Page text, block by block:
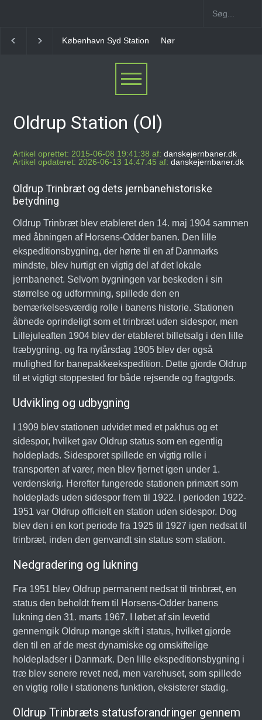
Syd Station Nørrebro B Station [1886-1930]
Oldrup Station (Ol)
Artikel oprettet: 2015-06-08 19:41:38 af: danskejernbaner.dk
Artikel opdateret: 2026-06-13 14:47:45 af: danskejernbaner.dk
Oldrup Trinbræt og dets jernbanehistoriske
betydning
Oldrup Trinbræt blev etableret den 14. maj 1904 sammen
med åbningen af Horsens-Odder banen. Den lille
ekspeditionsbygning, der hørte til en af Danmarks
mindste, blev hurtigt en vigtig del af det lokale
jernbanenet. Selvom bygningen var beskeden i sin
størrelse og udformning, spillede den en
bemærkelsesværdig rolle i banens historie. Stationen
åbnede oprindeligt som et trinbræt uden sidespor, men
Lillejuleaften 1904 blev der etableret billetsalg i den lille
træbygning, og fra nytårsdag 1905 blev der også
mulighed for banepakkeekspedition. Dette gjorde Oldrup
til et vigtigt stoppested for både rejsende og fragtgods.
Udvikling og udbygning
I 1909 blev stationen udvidet med et pakhus og et
sidespor, hvilket gav Oldrup status som en egentlig
holdeplads. Sidesporet spillede en vigtig rolle i
transporten af varer, men blev fjernet igen under 1.
verdenskrig. Herefter fungerede stationen primært som
holdeplads uden sidespor frem til 1922. I perioden 1922-
1951 var Oldrup officielt en station uden sidespor. Dog
blev den i en kort periode fra 1925 til 1927 igen nedsat til
trinbræt, inden den genvandt sin status som station.
Nedgradering og lukning
Fra 1951 blev Oldrup permanent nedsat til trinbræt, en
status den beholdt frem til Horsens-Odder banens
lukning den 31. marts 1967. I løbet af sin levetid
gennemgik Oldrup mange skift i status, hvilket gjorde
den til en af de mest dynamiske og omskiftelige
holdepladser i Danmark. Den lille ekspeditionsbygning i
træ blev senere revet ned, men varehuset, som spillede
en vigtig rolle i stationens funktion, eksisterer stadig.
Oldrup Trinbræts statusforandringer gennem